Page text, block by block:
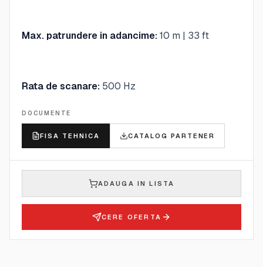
Max. patrundere in adancime: 10 m | 33 ft
Rata de scanare: 500 Hz
DOCUMENTE
FISA TEHNICA CATALOG PARTENER
ADAUGA IN LISTA
CERE OFERTA